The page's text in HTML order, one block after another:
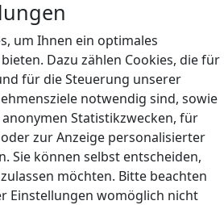
um Ihnen ein optimales
Dazu zählen Cookies, die für
für die Steuerung unserer
notwendig sind, sowie
Statistikzwecken, für
zur Anzeige personalisierter
Sie können selbst entscheiden,
möchten. Bitte beachten
Einstellungen womöglich nicht